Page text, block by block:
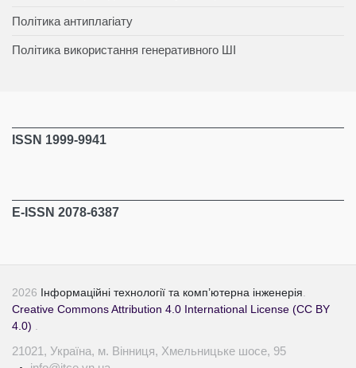
Політика антиплагіату
Політика використання генеративного ШІ
ISSN 1999-9941
E-ISSN 2078-6387
2026 Інформаційні технології та комп’ютерна інженерія
Creative Commons Attribution 4.0 International License (CC BY
4.0)
21021, Україна, м. Вінниця, Хмельницьке шосе, 95